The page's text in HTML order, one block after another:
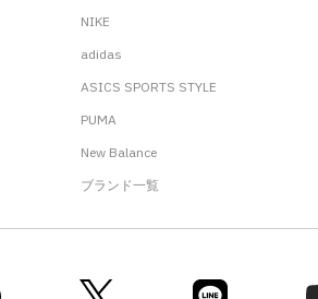
NIKE
adidas
ASICS SPORTS STYLE
PUMA
New Balance
ブランド一覧